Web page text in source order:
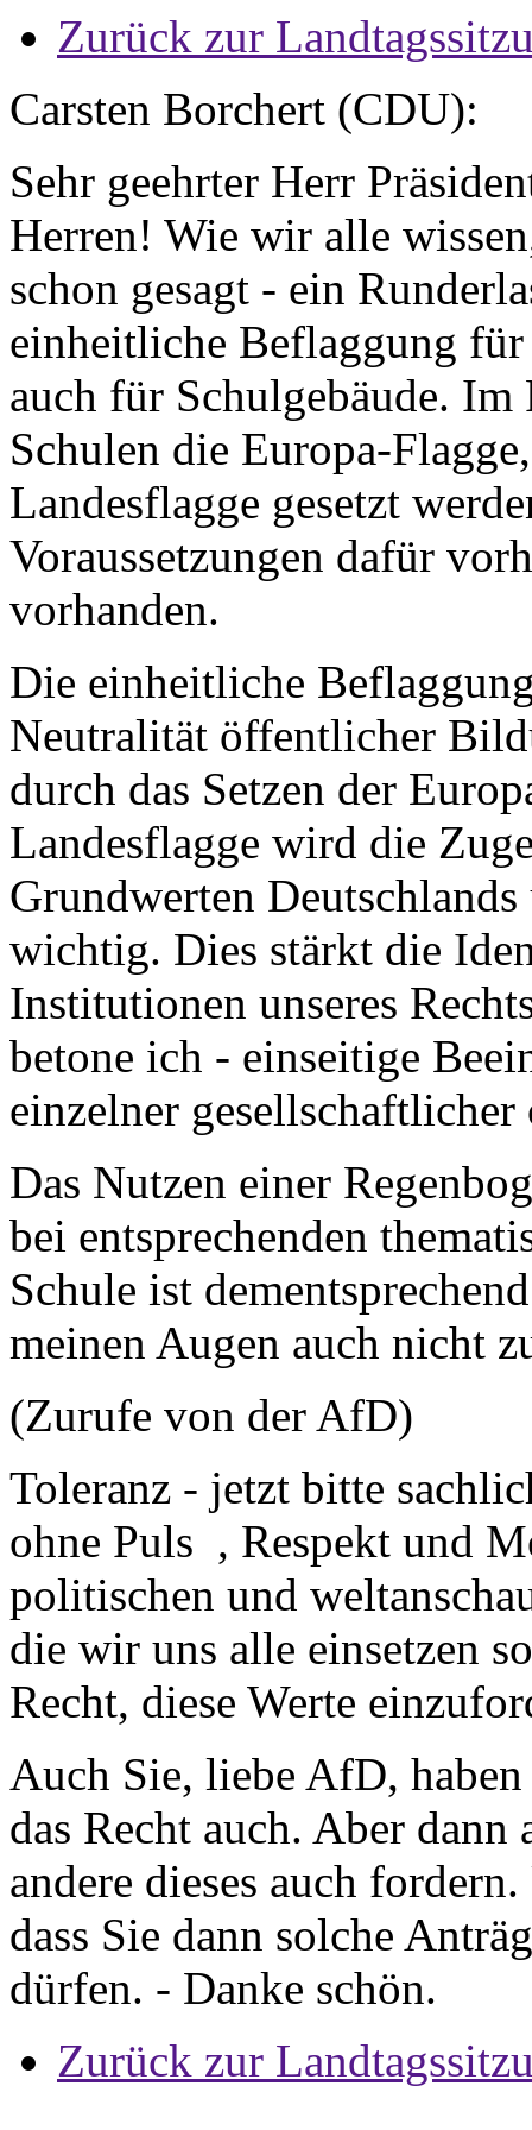
Zurück zur
Carsten Borchert (CDU):
Sehr geehrter Herr
Herren! Wie wir alle
schon gesagt - ein
einheitliche Beflaggung
auch für Schulgebäude.
Schulen die Europa-
Landesflagge gesetzt
Voraussetzungen dafür
vorhanden.
Die einheitliche
Neutralität öffentlicher
durch das Setzen der
Landesflagge wird die
Grundwerten
wichtig. Dies stärkt die
Institutionen unseres
betone ich - einseitige
einzelner
Das Nutzen einer
bei entsprechenden
Schule ist
meinen Augen auch nicht
(Zurufe von der AfD)
Toleranz - jetzt bitte
ohne Puls , Respekt und
politischen und
die wir uns alle einsetzen
Recht, diese Werte
Auch Sie, liebe AfD,
das Recht auch. Aber dann
andere dieses auch
dass Sie dann solche
dürfen. - Danke schön.
Zurück zur